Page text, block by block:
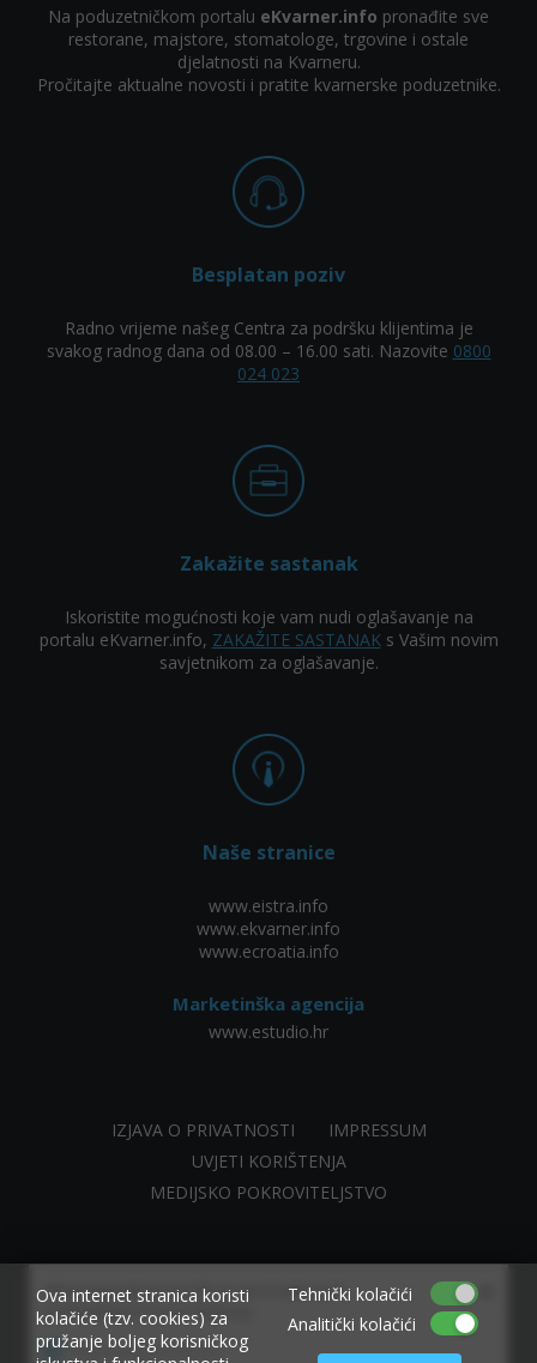
Allow www.ekvarner.info to send web push
notifications to your desktop.
Powered by SendPulse
×
Na poduzetničkom portalu eKvarner.info pronađite sve
restorane, majstore, stomatologe, trgovine i ostale
djelatnosti na Kvarneru.
Pročitajte aktualne novosti i pratite kvarnerske poduzetnike.
Besplatan poziv
Radno vrijeme našeg Centra za podršku klijentima je
svakog radnog dana od 08.00 – 16.00 sati. Nazovite 0800
024 023
Zakažite sastanak
Iskoristite mogućnosti koje vam nudi oglašavanje na
portalu eKvarner.info, ZAKAŽITE SASTANAKs Vašim novim
savjetnikom za oglašavanje.
Naše stranice
www.eistra.info
www.ekvarner.info
www.ecroatia.info
Marketinška agencija
www.estudio.hr
IZJAVA O PRIVATNOSTI
IMPRESSUM
UVJETI KORIŠTENJA
MEDIJSKO POKROVITELJSTVO
Ova internet stranica koristi
kolačiće (tzv. cookies) za
pružanje boljeg korisničkog
Tehnički kolačići
Analitički kolačići